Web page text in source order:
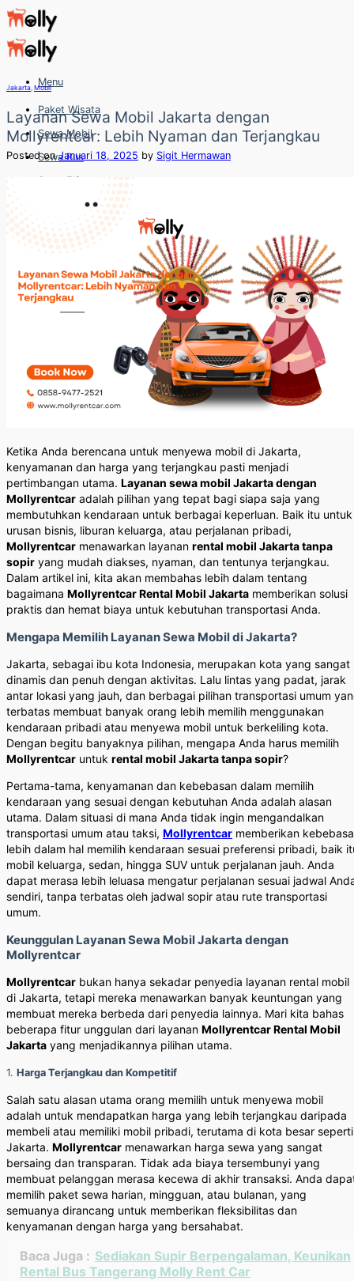
Skip
to
content
Menu
Paket Wisata
Sewa Mobil
Sewa Bus
Sewa Elf
Sewa Hiace
Hubungi
Hubungi
Jakarta Mobil
Layanan Sewa Mobil Jakarta dengan
Mollyrentcar: Lebih Nyaman dan Terjangkau
Posted onJanuari 18, 2025 by Sigit Hermawan
Ketika Anda berencana untuk menyewa mobil di Jakarta,
kenyamanan dan harga yang terjangkau pasti menjadi
pertimbangan utama. Layanan sewa mobil Jakarta dengan
Mollyrentcar adalah pilihan yang tepat bagi siapa saja yang
membutuhkan kendaraan untuk berbagai keperluan. Baik itu untuk
urusan bisnis, liburan keluarga, atau perjalanan pribadi,
Mollyrentcar menawarkan layanan rental mobil Jakarta tanpa
sopir yang mudah diakses, nyaman, dan tentunya terjangkau.
Dalam artikel ini, kita akan membahas lebih dalam tentang
bagaimana Mollyrentcar Rental Mobil Jakarta memberikan solusi
praktis dan hemat biaya untuk kebutuhan transportasi Anda.
Mengapa Memilih Layanan Sewa Mobil di Jakarta?
Jakarta, sebagai ibu kota Indonesia, merupakan kota yang sangat
dinamis dan penuh dengan aktivitas. Lalu lintas yang padat, jarak
antar lokasi yang jauh, dan berbagai pilihan transportasi umum
terbatas membuat banyak orang lebih memilih menggunakan
kendaraan pribadi atau menyewa mobil untuk berkeliling kota.
Dengan begitu banyaknya pilihan, mengapa Anda harus memilih
Mollyrentcar untuk rental mobil Jakarta tanpa sopir?
Pertama-tama, kenyamanan dan kebebasan dalam memilih
kendaraan yang sesuai dengan kebutuhan Anda adalah alasan
utama. Dalam situasi di mana Anda tidak ingin mengandalkan
transportasi umum atau taksi, Mollyrentcar memberikan
lebih dalam hal memilih kendaraan sesuai preferensi pribadi, baik
mobil keluarga, sedan, hingga SUV untuk perjalanan jauh. Anda
dapat merasa lebih leluasa mengatur perjalanan sesuai jadwal
sendiri, tanpa terbatas oleh jadwal sopir atau rute transportasi
umum.
Keunggulan Layanan Sewa Mobil Jakarta dengan
Mollyrentcar
Mollyrentcar bukan hanya sekadar penyedia layanan rental mobil
di Jakarta, tetapi mereka menawarkan banyak keuntungan yang
membuat mereka berbeda dari penyedia lainnya. Mari kita bahas
beberapa fitur unggulan dari layanan Mollyrentcar Rental Mobil
Jakarta yang menjadikannya pilihan utama.
1. Harga Terjangkau dan Kompetitif
Salah satu alasan utama orang memilih untuk menyewa mobil
adalah untuk mendapatkan harga yang lebih terjangkau daripada
membeli atau memiliki mobil pribadi, terutama di kota besar seperti
Jakarta. Mollyrentcar menawarkan harga sewa yang sangat
bersaing dan transparan. Tidak ada biaya tersembunyi yang
membuat pelanggan merasa kecewa di akhir transaksi. Anda
memilih paket sewa harian, mingguan, atau bulanan, yang
semuanya dirancang untuk memberikan fleksibilitas dan
kenyamanan dengan harga yang bersahabat.
Baca Juga : Sediakan Supir Berpengalaman, Keunikan
Rental Bus Tangerang Molly Rent Car